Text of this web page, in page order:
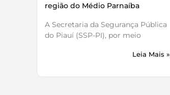
região do Médio Parnaíba
A Secretaria da Segurança Pública
do Piauí (SSP-PI), por meio
Leia Mais »